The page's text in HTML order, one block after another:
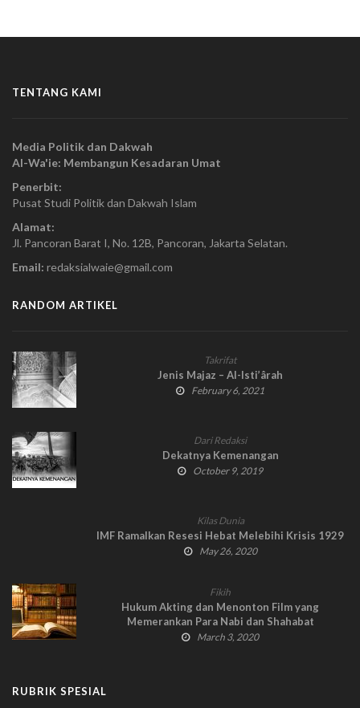
TENTANG KAMI
Media Politik dan Dakwah
Al-Wa'ie: Membangun Kesadaran Umat
Penerbit:
Pusat Studi Politik dan Dakwah Islam
Alamat:
Jl. Pancoran Barat I, No. 12B, Pancoran, Jakarta Selatan.
Email: redaksialwaie@gmail.com
RANDOM ARTIKEL
Takrifat
Jenis Majaz – Al-Isti’ârah
February 6, 2021
Dari Redaksi
Dekatnya Kemenangan
October 9, 2019
Kilas Dunia
IMF Ramalkan Resesi Hebat Melebihi Krisis 1929
May 26, 2020
Fikih
Hukum Akting dan Menonton Film yang
Memerankan Para Nabi dan Shahabat
March 3, 2020
RUBRIK SPESIAL